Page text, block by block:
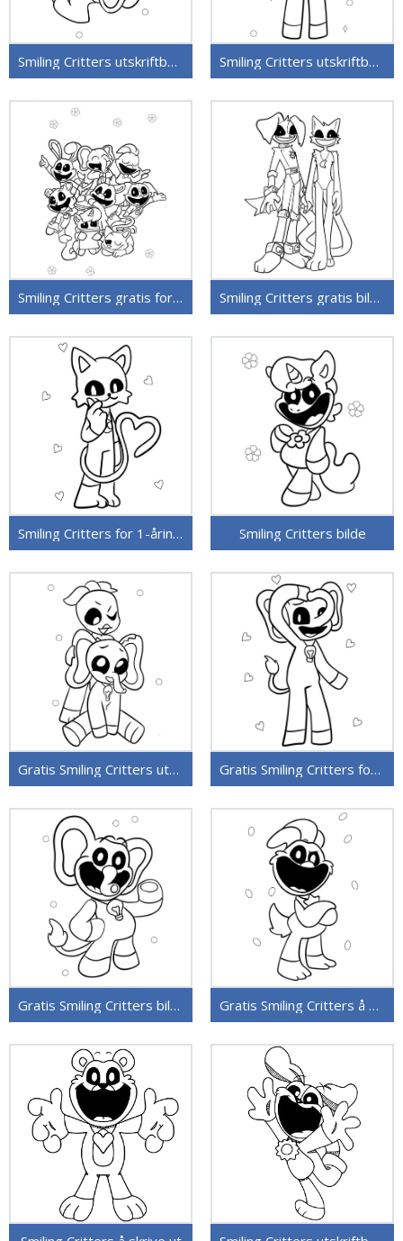
Smiling Critters utskriftbart bilde Smiling Critters utskriftbare for barn
Smiling Critters gratis for barn Smiling Critters gratis bilde
Smiling Critters for 1-åringer Smiling Critters bilde
Gratis Smiling Critters utskriftbare Gratis Smiling Critters for barn
Gratis Smiling Critters bilde Gratis Smiling Critters å skrive ut